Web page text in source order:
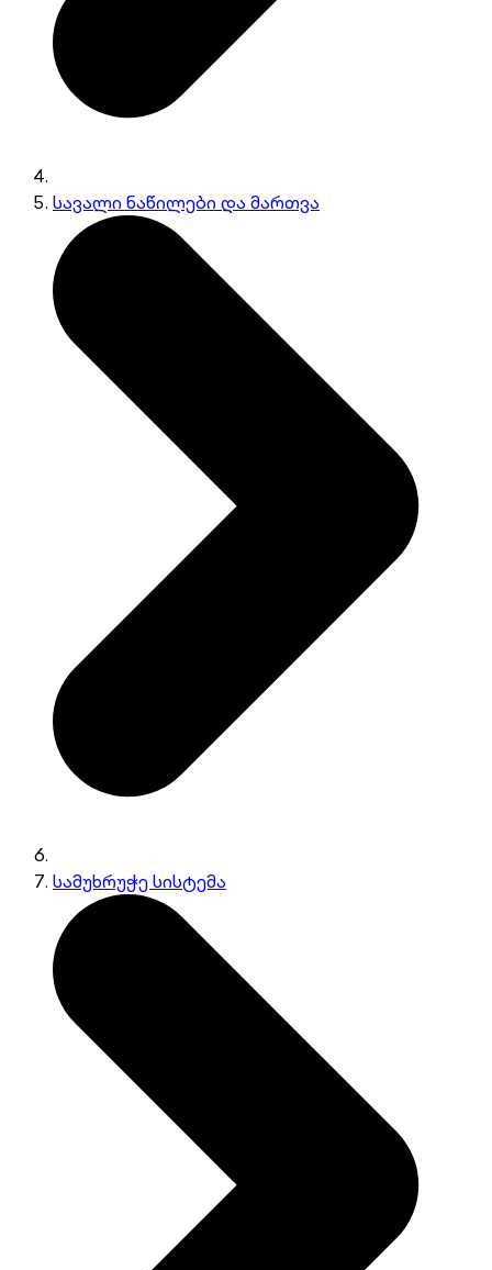
სავალი ნაწილები და მართვა
სამუხრუჭე სისტემა